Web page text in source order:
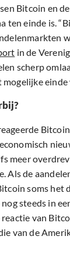
Bitcoin en
ten einde is.
in de
scherp
meer
Als de
soms het
steeds in
van
van de